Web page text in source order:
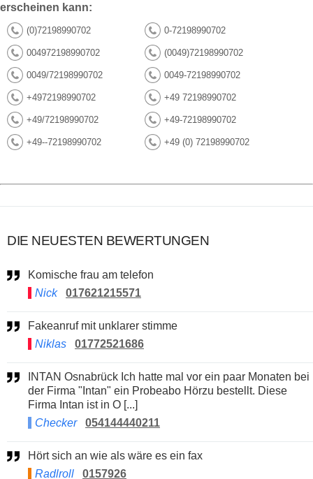
erscheinen kann:
(0)72198990702 0-72198990702
004972198990702 (0049)72198990702
0049/72198990702 0049-72198990702
+4972198990702 +49 72198990702
+49/72198990702 +49-72198990702
+49--72198990702 +49 (0) 72198990702
DIE NEUESTEN BEWERTUNGEN
Komische frau am telefon
Nick
017621215571
Fakeanruf mit unklarer stimme
Niklas
01772521686
der Firma "Intan" ein Probeabo Hörzu bestellt. Diese
Firma Intan ist in O [...]
Checker
054144440211
Hört sich an wie als wäre es ein fax
Radlroll
0157926